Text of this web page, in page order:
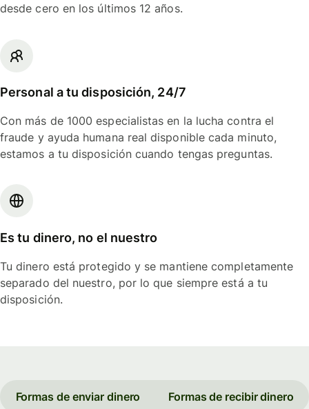
desde cero en los últimos 12 años.
Personal a tu disposición, 24/7
Con más de 1000 especialistas en la lucha contra el
fraude y ayuda humana real disponible cada minuto,
estamos a tu disposición cuando tengas preguntas.
Es tu dinero, no el nuestro
Tu dinero está protegido y se mantiene completamente
separado del nuestro, por lo que siempre está a tu
disposición.
Formas de enviar dinero Formas de recibir dinero